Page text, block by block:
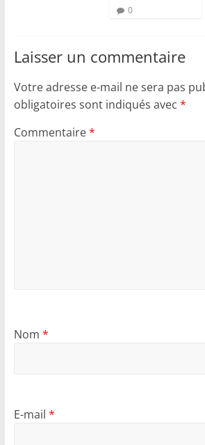
0
Laisser un commentaire
Votre adresse e-mail ne sera pas
obligatoires sont indiqués avec *
Commentaire*
Nom *
E-mail *